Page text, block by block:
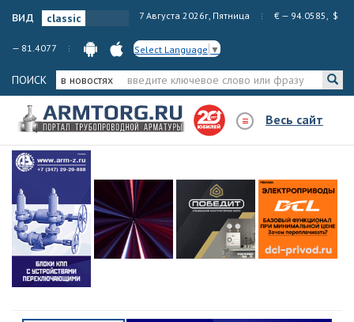
вид 7 Августа 2026г, Пятница € — 94.0585, $
— 81.4077 Select Language ▼
ПОИСК в новостях
Весь сайт